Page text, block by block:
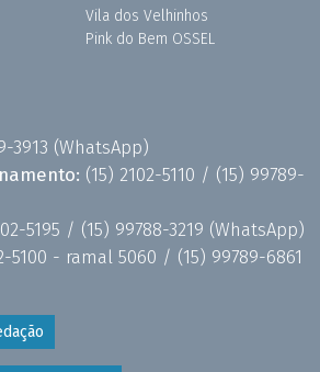
Vila dos Velhinhos
Pink do Bem OSSEL
3913 (WhatsApp)
(15) 2102-5110 / (15) 99789-
5195 / (15) 99788-3219 (WhatsApp)
5100 - ramal 5060 / (15) 99789-6861